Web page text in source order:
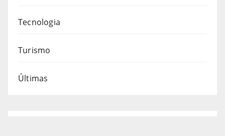
Tecnologia
Turismo
Últimas